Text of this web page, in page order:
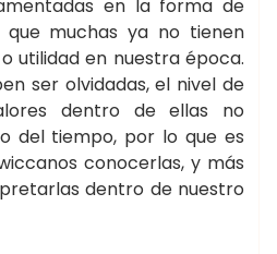
en la forma de
muchas ya no tienen
utilidad en nuestra época.
ser olvidadas, el nivel de
dentro de ellas no
del tiempo, por lo que es
conocerlas, y más
dentro de nuestro